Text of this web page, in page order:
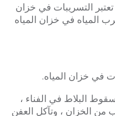
التسريبات في خزان
المياه في خزان المياه
في خزان المياه.
البلاط في الفناء ،
من الخزان ، وتآكل العفن